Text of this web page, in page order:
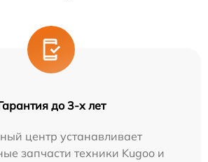
до 3-х лет
центр устанавливает
запчасти техники Kugoo и